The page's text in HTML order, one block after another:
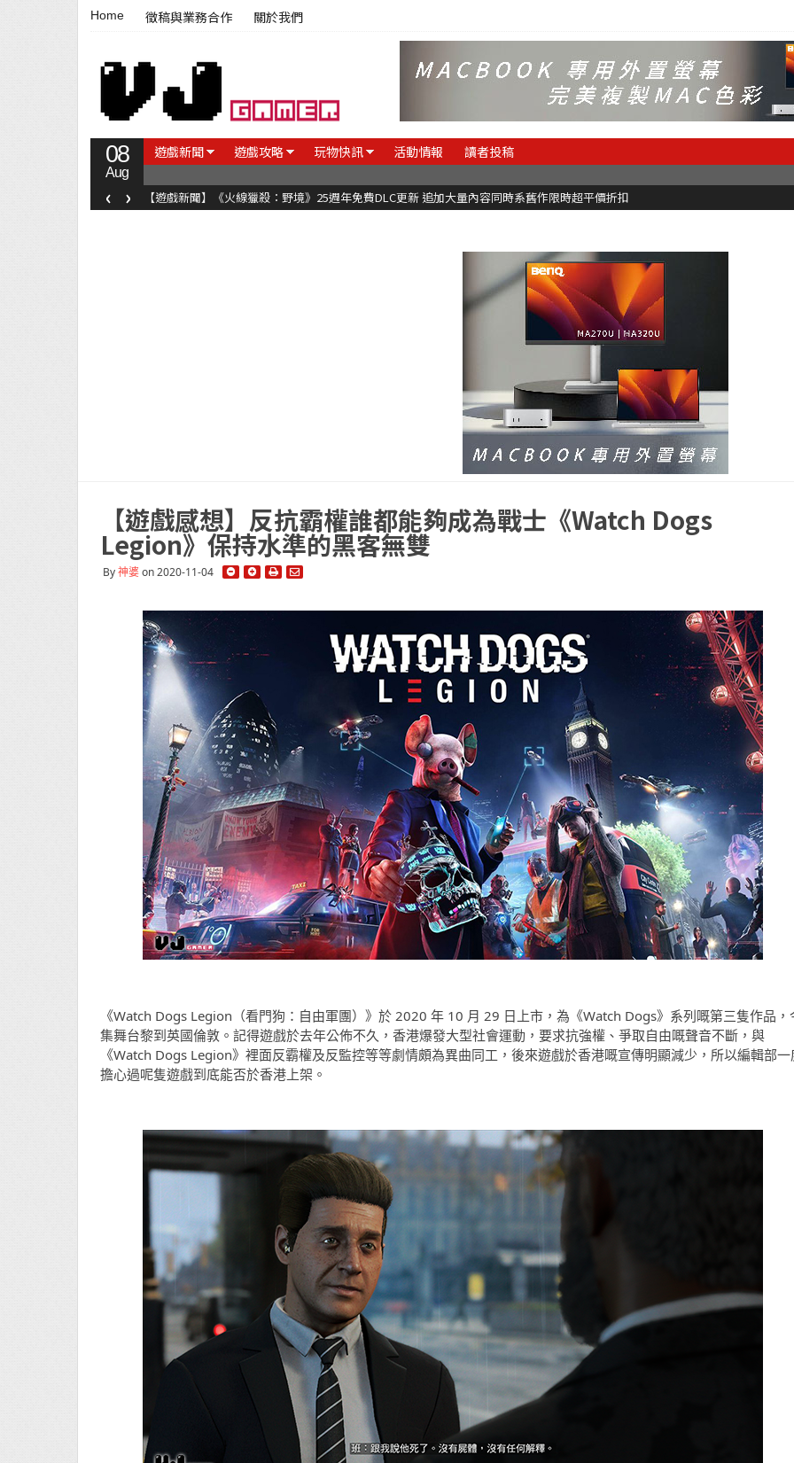
Home 徵稿與業務合作 關於我們
08
Aug
遊戲新聞 遊戲攻略 玩物快訊 活動情報 讀者投稿
【遊戲新聞】《火線獵殺：野境》25週年免費DLC更新 追加大量內容同時系舊作限時超平價折扣
‹ ›
【遊戲感想】反抗霸權誰都能夠成為戰士《Watch Dogs
Legion》保持水準的黑客無雙
By神婆on 2020-11-04
《Watch Dogs Legion（看門狗：自由軍團）》於 2020 年 10 月 29 日上市，為《Watch Dogs》系列嘅第三隻作品，
集舞台黎到英國倫敦。記得遊戲於去年公佈不久，香港爆發大型社會運動，要求抗強權、爭取自由嘅聲音不斷，與
《Watch Dogs Legion》裡面反霸權及反監控等等劇情頗為異曲同工，後來遊戲於香港嘅宣傳明顯減少，所以編輯部一
擔心過呢隻遊戲到底能否於香港上架。